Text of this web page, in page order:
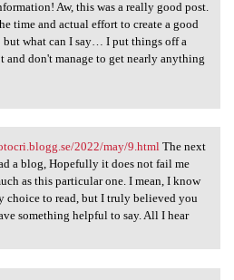
Aw, this was a really good post.
time and actual effort to create a good
what can I say… I put things off a
and don't manage to get nearly anything
2022
2022/may/9.htmlThe next
a blog, Hopefully it does not fail me
as this particular one. I mean, I know
choice to read, but I truly believed you
something helpful to say. All I hear